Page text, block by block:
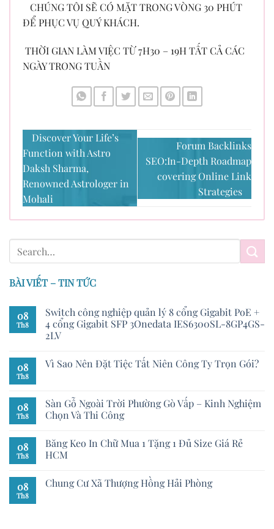
CHÚNG TÔI SẼ CÓ MẶT TRONG VÒNG 30 PHÚT
ĐỂ PHỤC VỤ QUÝ KHÁCH.
THỜI GIAN LÀM VIỆC TỪ 7H30 – 19H TẤT CẢ CÁC
NGÀY TRONG TUẦN
Discover Your Life’s
Function with Astro
Daksh Sharma,
Renowned Astrologer in
Mohali
Forum Backlinks
SEO:In-Depth Roadmap
covering Online Link
Strategies
BÀI VIẾT – TIN TỨC
08
Th8
Switch công nghiệp quản lý 8 cổng Gigabit PoE +
4 cổng Gigabit SFP 3Onedata IES6300SL-8GP4GS-
2LV
08
Th8
Vì Sao Nên Đặt Tiệc Tất Niên Công Ty Trọn Gói?
08
Th8
Sàn Gỗ Ngoài Trời Phường Gò Vấp – Kinh Nghiệm
Chọn Và Thi Công
08
Th8
Băng Keo In Chữ Mua 1 Tặng 1 Đủ Size Giá Rẻ
HCM
08
Th8
Chung Cư Xã Thượng Hồng Hải Phòng